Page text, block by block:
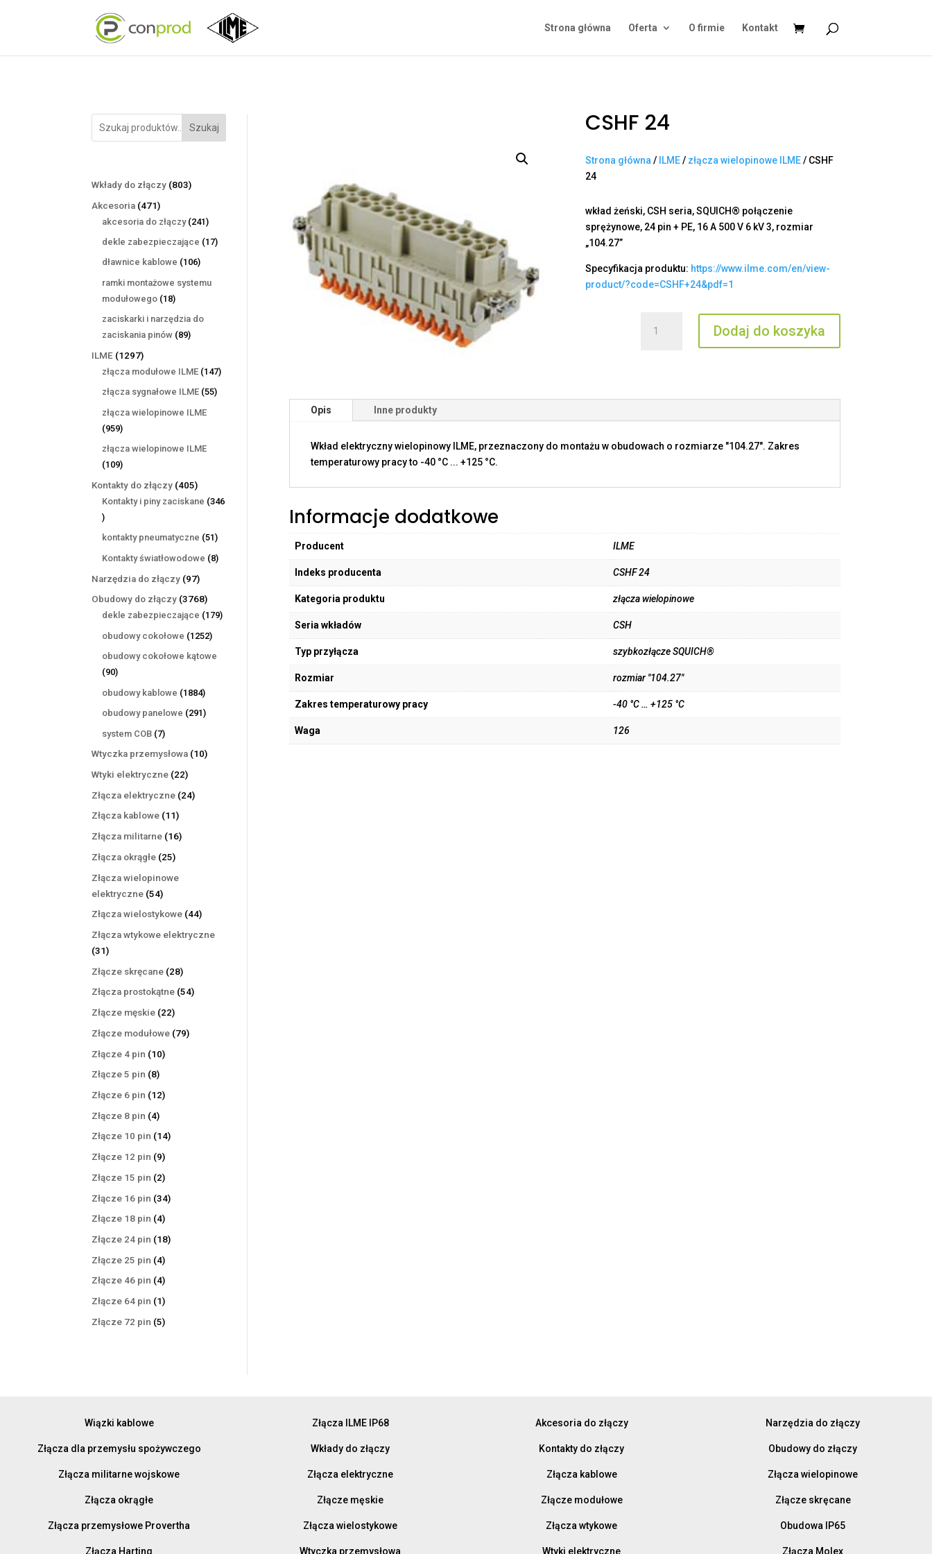
Strona główna Oferta O firmie Kontakt
Szukaj
Wkłady do złączy 803803
Akcesoria 471471
produktów
akcesoria do złączy 241241
produktów
dekle zabezpieczające 1717
dławnice kablowe 106106
ramki montażowe systemu
modułowego 1818
produktów
zaciskarki i narzędzia do
zaciskania pinów 8989
ILME 12971297
produktów
złącza modułowe ILME 147147
złącza sygnałowe ILME 5555
złącza wielopinowe ILME
959959
produktów
złącza wielopinowe ILME
109109
produktów
Kontakty do złączy 405405
produktów
Kontakty i piny zaciskane 346
346
produktów
kontakty pneumatyczne 5151
produktów
Kontakty światłowodowe 88
Narzędzia do złączy 9797
produktów
Obudowy do złączy 37683768
produktów
dekle zabezpieczające 179179
obudowy cokołowe 12521252
obudowy cokołowe kątowe
9090
produktów
obudowy kablowe 18841884
produkty
obudowy panelowe 291291
system COB 77
produktów
Wtyczka przemysłowa 1010
Wtyki elektryczne 2222
produkty
Złącza elektryczne 2424
Złącza kablowe 1111
produktów
Złącza militarne 1616
Złącza okrągłe 2525
Złącza wielopinowe
elektryczne 5454
produkty
Złącza wielostykowe 4444
Złącza wtykowe elektryczne
3131
produktów
Złącze skręcane 2828
produktów
Złącza prostokątne 5454
Złącze męskie 2222
produkty
Złącze modułowe 7979
Złącze 4 pin 1010
Złącze 5 pin 88
produktów
Złącze 6 pin 1212
Złącze 8 pin 44
produkty
Złącze 10 pin 1414
Złącze 12 pin 99
produktów
Złącze 15 pin 22
produkty
Złącze 16 pin 3434
Złącze 18 pin 44
produkty
Złącze 24 pin 1818
Złącze 25 pin 44
produkty
Złącze 46 pin 44
produkty
Złącze 64 pin 11
produkt
Złącze 72 pin 55
CSHF 24
Strona główna / ILME/ złącza wielopinowe ILME/ CSHF
24
wkład żeński, CSH seria, SQUICH® połączenie
sprężynowe, 24 pin + PE, 16 A 500 V 6 kV 3, rozmiar
„104.27”
Specyfikacja produktu: https://www.ilme.com/en/view-
product/?code=CSHF+24&pdf=1
CSHF
Dodaj do koszyka
Opis Inne produkty
Wkład elektryczny wielopinowy ILME, przeznaczony do montażu w obudowach o rozmiarze "104.27". Zakres
temperaturowy pracy to -40 °C ... +125 °C.
Informacje dodatkowe
Producent ILME
Indeks producenta CSHF 24
Kategoria produktu złącza wielopinowe
Seria wkładów CSH
Typ przyłącza szybkozłącze SQUICH®
Rozmiar rozmiar "104.27"
Zakres temperaturowy pracy -40 °C … +125 °C
Waga 126
Wiązki kablowe
Złącza dla przemysłu spożywczego
Złącza militarne wojskowe
Złącza okrągłe
Złącza przemysłowe Provertha
Złącza Harting
Złącza ILME IP68
Wkłady do złączy
Złącza elektryczne
Złącze męskie
Złącza wielostykowe
Wtyczka przemysłowa
Akcesoria do złączy
Kontakty do złączy
Złącza kablowe
Złącze modułowe
Złącza wtykowe
Wtyki elektryczne
Narzędzia do złączy
Obudowy do złączy
Złącza wielopinowe
Złącze skręcane
Obudowa IP65
Złącza Molex